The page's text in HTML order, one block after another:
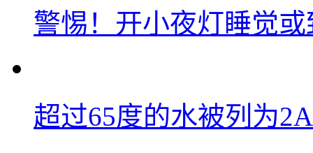
警惕！开小夜灯睡觉
超过65度的水被列为